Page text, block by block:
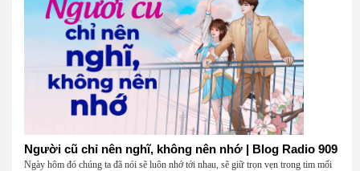
Người cũ chỉ nên nghĩ, không nên nhớ | Blog Radio 909
Ngày hôm đó chúng ta đã nói sẽ luôn nhớ tới nhau, sẽ giữ trọn vẹn trong tim mối